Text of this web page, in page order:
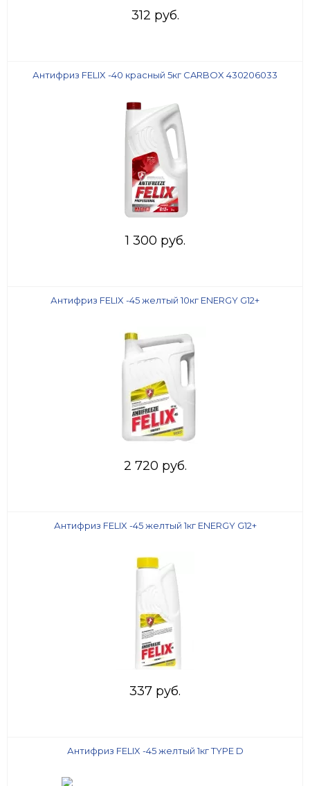
312 руб.
Антифриз FELIX -40 красный 5кг CARBOX 430206033
1 300 руб.
Антифриз FELIX -45 желтый 10кг ENERGY G12+
2 720 руб.
Антифриз FELIX -45 желтый 1кг ENERGY G12+
337 руб.
Антифриз FELIX -45 желтый 1кг TYPE D